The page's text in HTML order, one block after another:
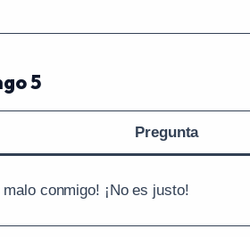
5
Pregunta
malo conmigo! ¡No es justo!